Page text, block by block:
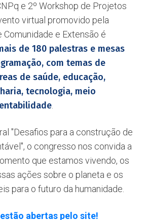
e 2º Workshop de Projetos
virtual promovido pela
Comunidade e Extensão é
de 180 palestras e mesas
com temas de
de saúde, educação,
tecnologia, meio
''Desafios para a construção de
o congresso nos convida a
que estamos vivendo, os
ações sobre o planeta e os
para o futuro da humanidade.
abertas pelo site!